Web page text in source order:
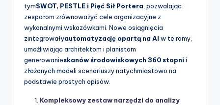
tymSWOT, PESTLE i Pięć Sił Portera , pozwalając
zespołom zrównoważyć cele organizacyjne z
wykonalnymi wskazówkami. Nowe osiągnięcia
zintegrowałyautomatyzację opartą na AI w te ramy,
umożliwiając architektom i planistom
generowanieskanów środowiskowych 360 stopni i
złożonych modeli scenariuszy natychmiastowo na
podstawie prostych opisów.
Kompleksowy zestaw narzędzi do analizy